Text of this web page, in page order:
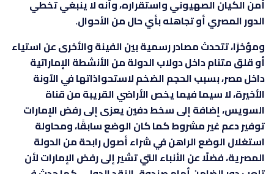
أمن الكيان الصهيوني واستقراره، وأنه لا ينبغي تخطي
الدور المصري أو تجاهله بأي حال من الأحوال.
ومؤخرًا، تتحدث مصادر رسمية بين الفينة والأخرى عن استياء
أو قلق متنام داخل دولاب الدولة من الأنشطة الإماراتية
داخل مصر، بسبب الحجم الضخم لاستحواذاتها في الآونة
الأخيرة، لا سيما فيما يخص الأراضي القريبة من قناة
السويس، إضافة إلى سخط دفين يعزى إلى رفض الإمارات
توفير دعم غير مشروط كما كان الوضع سابقًا، ومحاولة
استغلال الوضع الراهن في شراء أصول رابحة من الدولة
المصرية، فضلًا عن الأنباء التي تشير إلى رفض الإمارات لأن